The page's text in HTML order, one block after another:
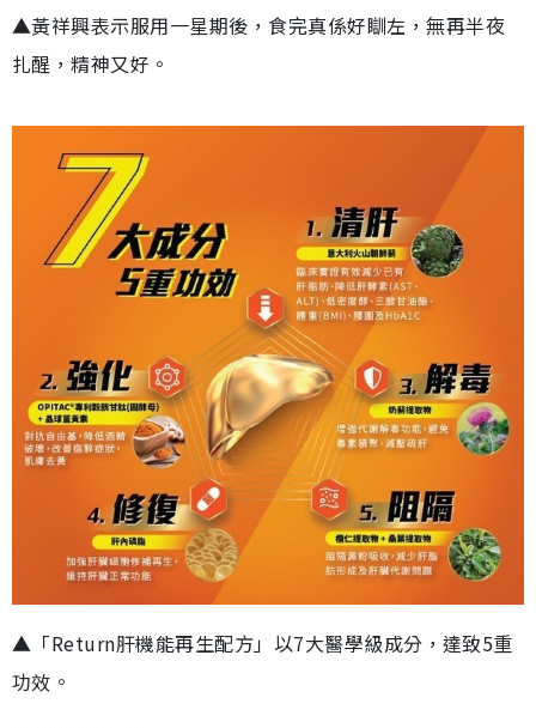
▲黃祥興表示服用一星期後，食完真係好瞓左，無再半夜
扎醒，精神又好。
▲「Return肝機能再生配方」以7大醫學級成分，達致5重
功效。